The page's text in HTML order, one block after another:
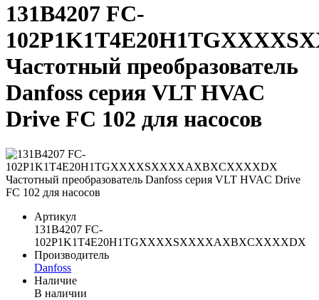
131B4207 FC-
Частотный преобразователь
Danfoss серия VLT HVAC
Drive FC 102 для насосов
Артикул
131B4207 FC-
102P1K1T4E20H1TGXXXXSXXXXAXBXCXXXXDX
Производитель
Danfoss
Наличие
В наличии